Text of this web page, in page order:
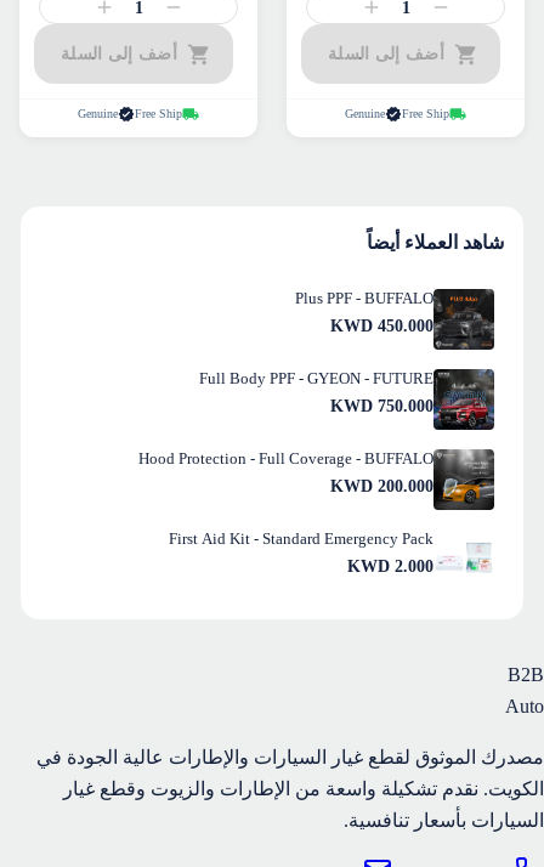
1
أضف إلى السلة
Free Ship
Genuine
1
أضف إلى السلة
Free Ship
Genuine
شاهد العملاء أيضاً
Plus PPF - BUFFALO
450.000
Full Body PPF - GYEON - FUTURE
750.000
Hood Protection - Full Coverage - BUFFALO
200.000
First Aid Kit - Standard Emergency Pack
2.000
B2B
Auto
مصدرك الموثوق لقطع غيار السيارات والإطارات عالية الجودة في
الكويت. نقدم تشكيلة واسعة من الإطارات والزيوت وقطع غيار
السيارات بأسعار تنافسية.